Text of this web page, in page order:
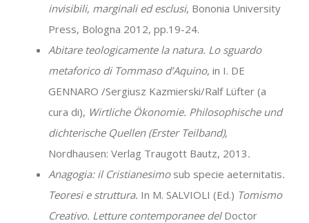
invisibili, marginali ed esclusi, Bononia University
Press, Bologna 2012, pp.19-24.
Abitare teologicamente la natura. Lo sguardo
metaforico di Tommaso d’Aquino, in I. DE
GENNARO /Sergiusz Kazmierski/Ralf Lüfter (a
cura di), Wirtliche Ökonomie. Philosophische und
dichterische Quellen (Erster Teilband),
Nordhausen: Verlag Traugott Bautz, 2013.
Anagogia: il Cristianesimo sub specie aeternitatis.
Teoresi e struttura. In M. SALVIOLI (Ed.) Tomismo
Creativo. Letture contemporanee del Doctor